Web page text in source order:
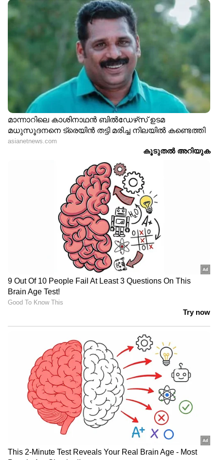
കരിഞ്ചന്തയിൽ നിന്ന്
ഗ്യാസ് സിലിണ്ടർ വാങ്ങി,
നോക്കുമ്പോൾ അകത്ത്
വെള്ളം; വീഡിയോ
വൈറൽ
ദുബാരെ ആനക്കലി;
പരസ്പരം കൊമ്പ്
കോർത്ത് കൊമ്പന്മാർ,
രക്തം മരവിപ്പിക്കുന്ന
വീഡിയോ വൈറൽ
'ചതിയന്മാരെ ഞങ്ങൾക്ക്
ഇഷ്ടമല്ല'; കാമുകൻ
വഞ്ചിച്ചതിനെ തുടർന്ന്
57,000 രൂപയുടെ കേക്ക്
തീയിട്ടു നശിപ്പിച്ച് കാമുകി,
1 മണിക്കൂർ മരംവെട്ടിന്
കൂലി 43,000 രൂപ!
കഴിവുണ്ടോ, കാശുമുണ്ട്;
വീഡിയോയുമായി ഇന്ത്യൻ
യുവാവ്
LATEST VIDEOS
ജലനിരപ്പ് കുറഞ്ഞെങ്കിലും ദുരിതം
ഒഴിയാതെ കുട്ടനാട്ടുകാര്‍; വെള്ളം
ഇറങ്ങാൻ ഇനിയും സമയമെടുക്കും
News@1PM | ഒരുമണി വാർത്ത